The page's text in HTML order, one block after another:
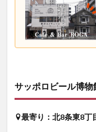
サッポロビール博物
最寄り：北8条東8丁